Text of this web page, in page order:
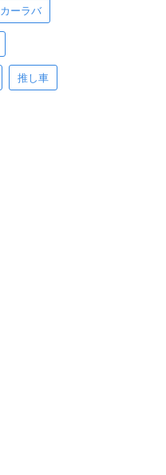
カーラバ
推し車